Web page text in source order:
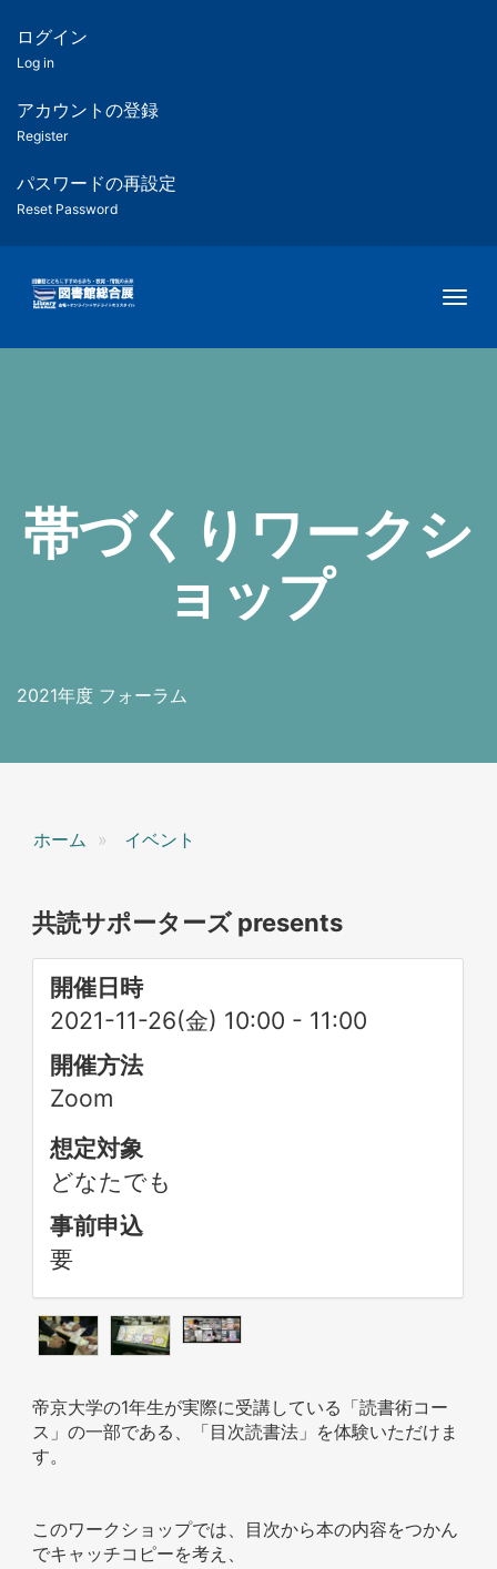
ツ
匿
名
ユ
ー
ー
用
メ
ー
ログイン
Log in
アカウントの登録
Register
パスワードの再設定
Reset Password
帯づくりワークシ
ョップ
2021年度 フォーラム
ホーム イベント
共読サポーターズ presents
開催日時
2021-11-26(金) 10:00 - 11:00
開催方法
Zoom
想定対象
どなたでも
事前申込
要
帝京大学の1年生が実際に受講している「読書術コー
ス」の一部である、「目次読書法」を体験いただけま
す。
このワークショップでは、目次から本の内容をつかん
でキャッチコピーを考え、